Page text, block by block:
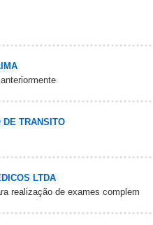
DE TRANSITO
LTDA
realização de exames complem